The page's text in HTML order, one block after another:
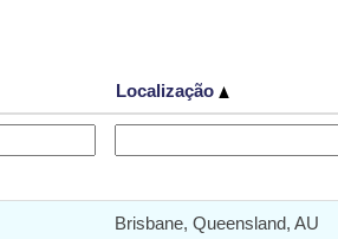
Localização
Brisbane, Queensland, AU